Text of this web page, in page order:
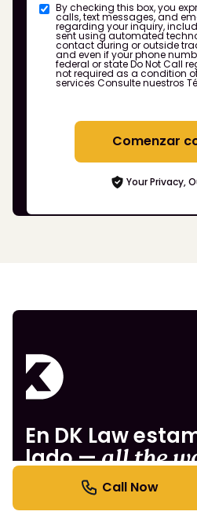
By checking this box, you
calls, text messages, and
regarding your inquiry,
sent using automated
contact during or outside
and even if your phone
federal or state Do Not Call
not required as a condition
services Consulte nuestros
Comenzar
Your Privacy,
En DK Law
lado —all the
¡Agende hoy su consulta